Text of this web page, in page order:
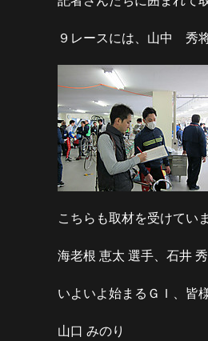
９レースには、山中 秀将
こちらも取材を受けてい
海老根 恵太 選手、石井
いよいよ始まるＧＩ、皆
山口 みのり